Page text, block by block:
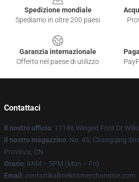
Spedizione mondiale
Spediamo in oltre 200 paesi
Garanzia internazionale
Offerto nel paese di utilizzo
Contattaci
Il nostro ufficio: 11186 Winged Foot Dr
Il nostro magazzino: No. 45, Changqing
Province, CN
Orario: 9AM – 5PM (Mon – Fri)
Email : contattikallmekrismerchandise.com